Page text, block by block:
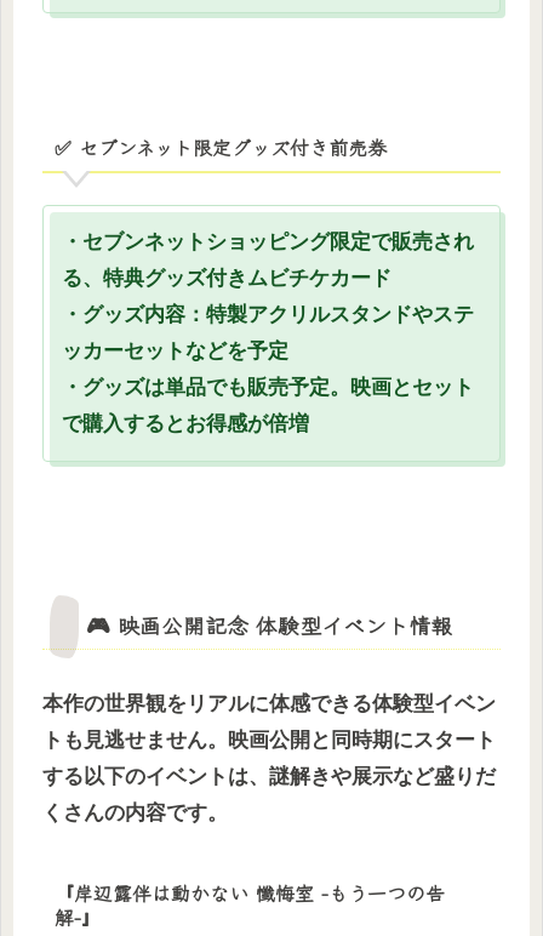
✅ セブンネット限定グッズ付き前売券
・セブンネットショッピング限定で販売され
る、特典グッズ付きムビチケカード
・グッズ内容：特製アクリルスタンドやステ
ッカーセットなどを予定
・グッズは単品でも販売予定。映画とセット
で購入するとお得感が倍増
🎮 映画公開記念 体験型イベント情報
本作の世界観をリアルに体感できる体験型イベン
トも見逃せません。映画公開と同時期にスタート
する以下のイベントは、謎解きや展示など盛りだ
くさんの内容です。
『岸辺露伴は動かない 懺悔室 -もう一つの告
解-』